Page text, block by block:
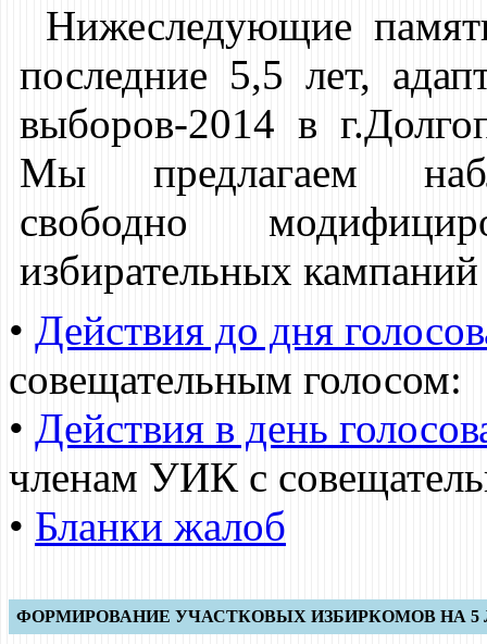
Нижеследующие
последние 5,5 лет,
выборов-2014 в
Мы предлагаем
свободно
избирательных кампаний
• Действия до дня
совещательным голосом:
• Действия в день
членам УИК с
• Бланки жалоб
ФОРМИРОВАНИЕ УЧАСТКОВЫХ ИЗБИРКОМОВ НА 5